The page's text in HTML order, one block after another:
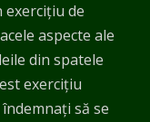
exercițiu de
aspecte ale
din spatele
exercițiu
să se